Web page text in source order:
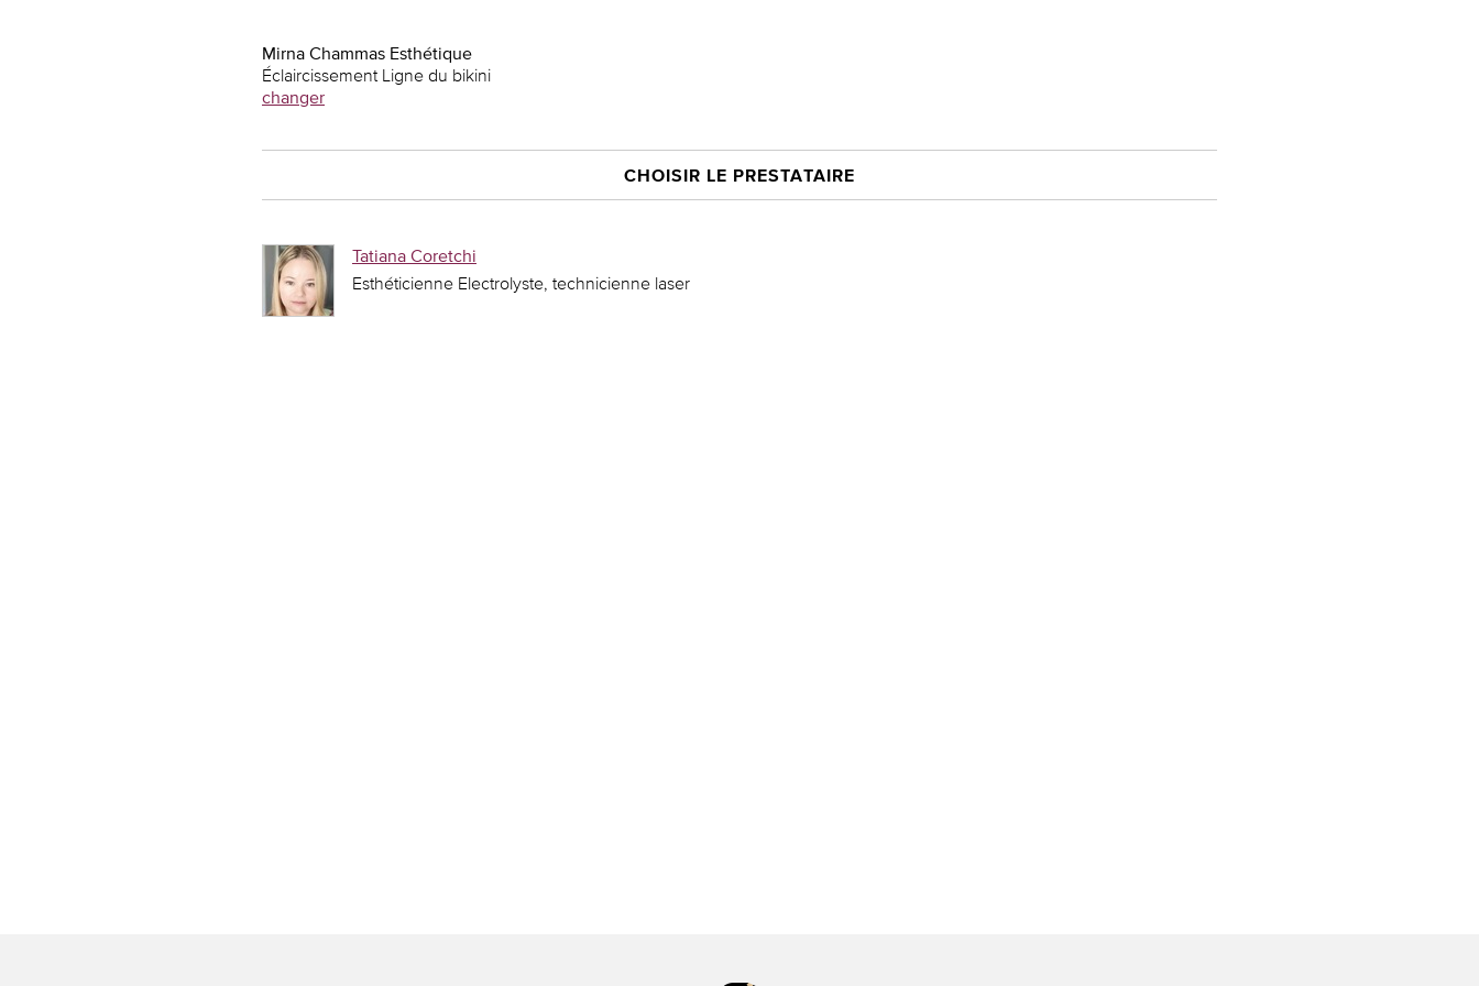
Mirna Chammas Esthétique
Éclaircissement Ligne du bikini
changer
CHOISIR LE PRESTATAIRE
Tatiana Coretchi
Esthéticienne Electrolyste, technicienne laser